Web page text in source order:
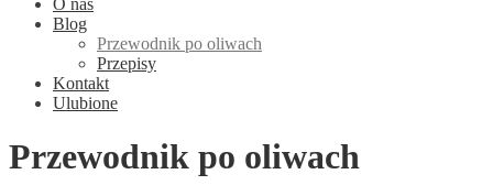
O nas
Blog
Przewodnik po oliwach
Przepisy
Kontakt
Ulubione
Przewodnik po oliwach